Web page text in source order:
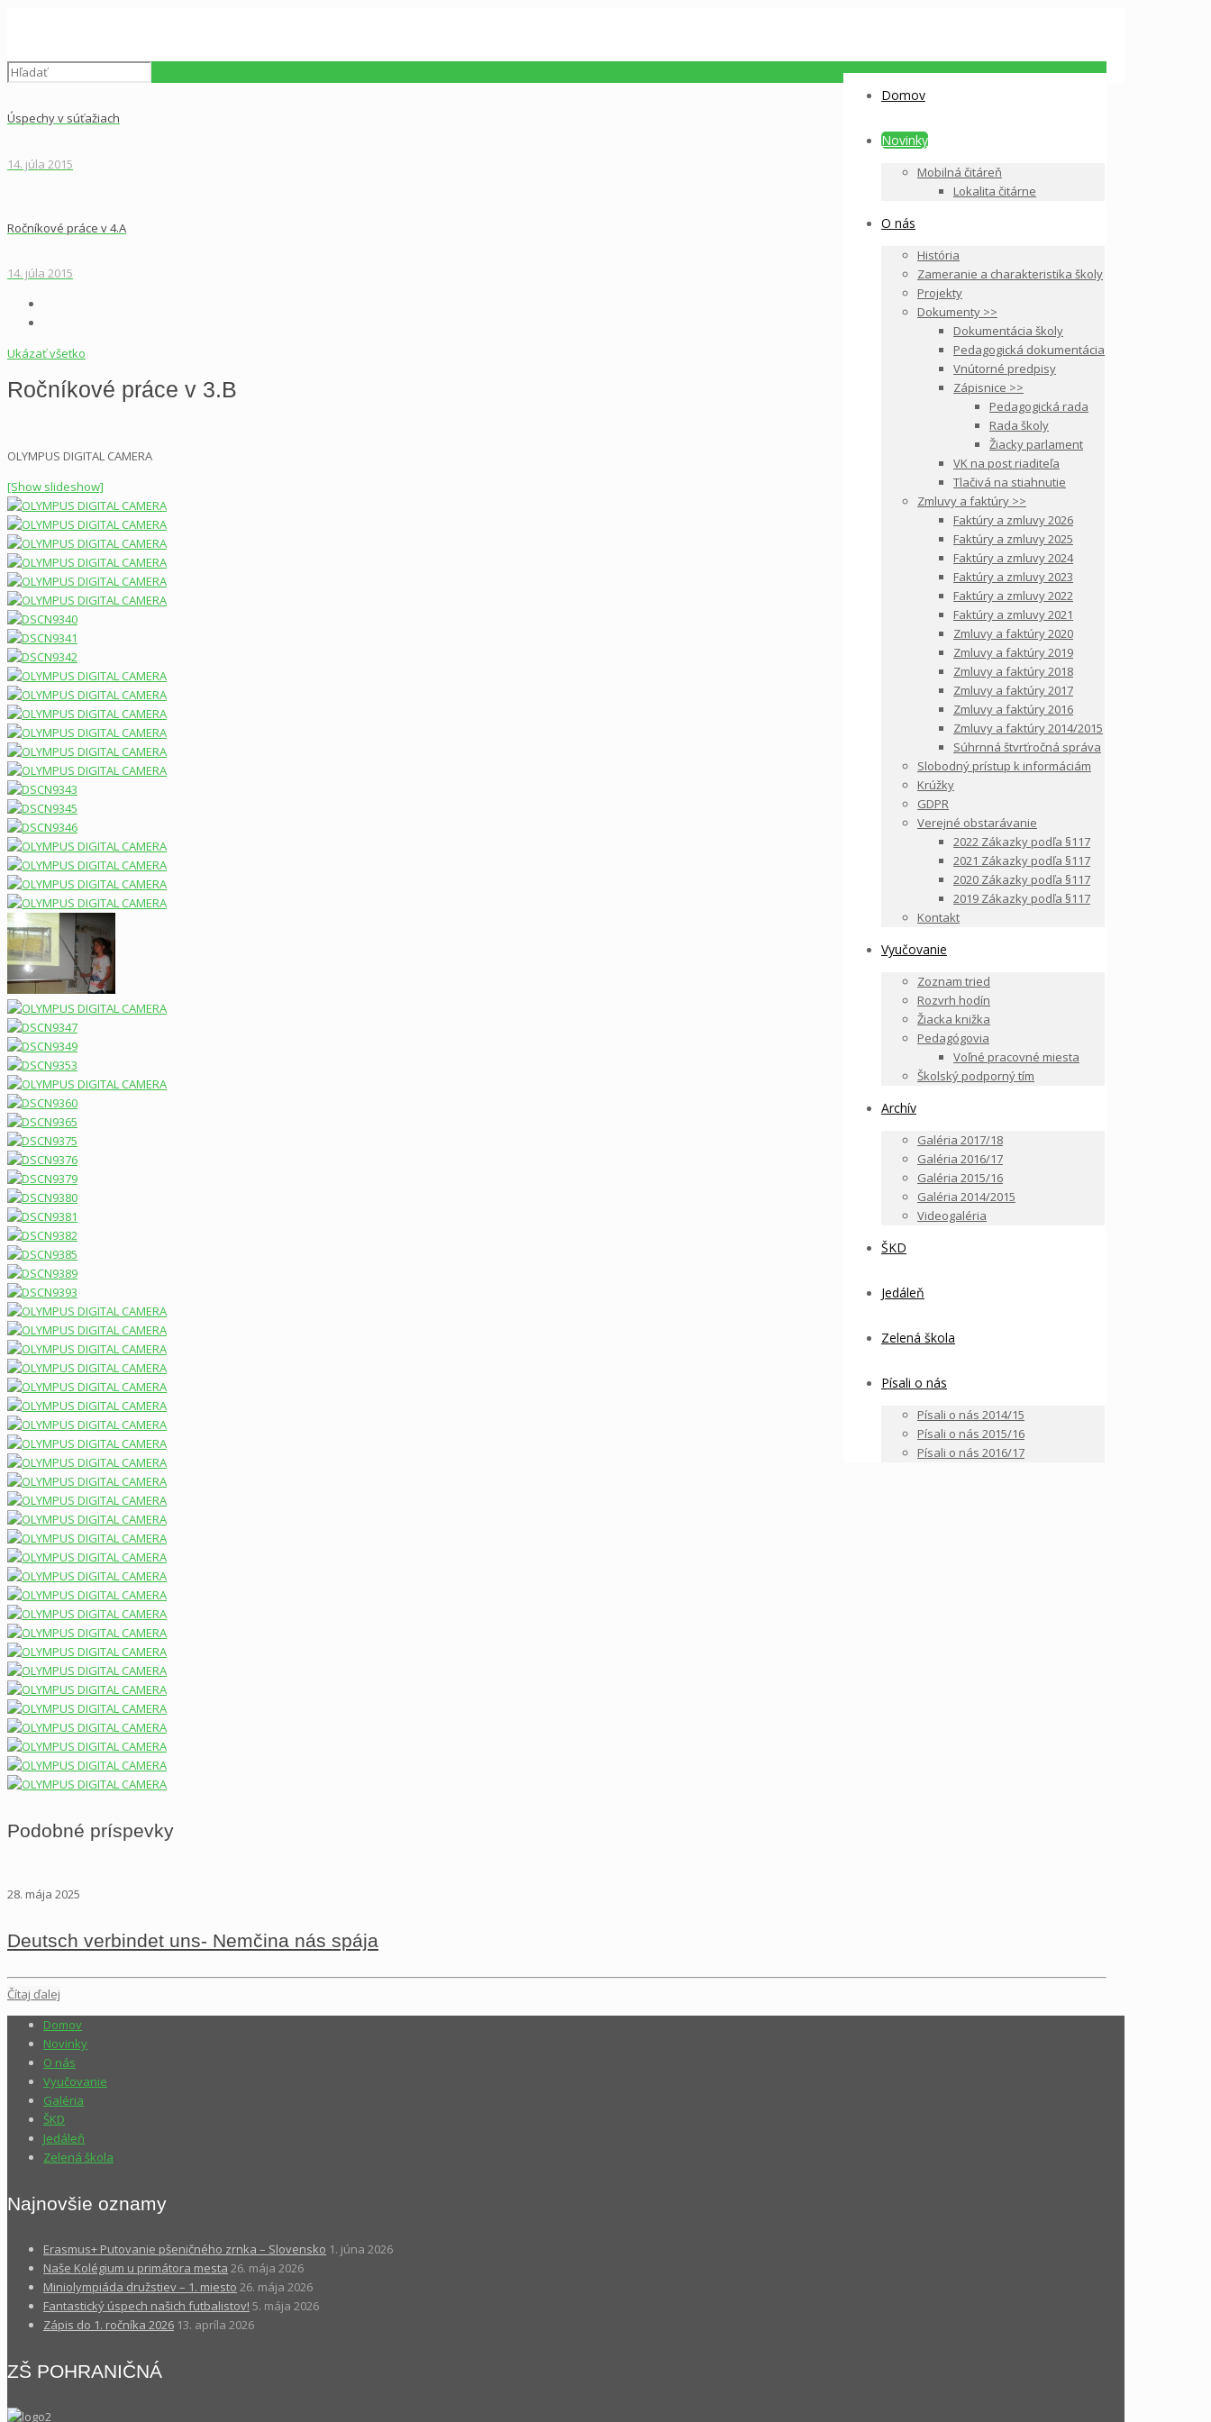
Domov
Novinky
Mobilná čitáreň
Lokalita čitárne
O nás
História
Zameranie a charakteristika školy
Projekty
Dokumenty >>
Dokumentácia školy
Pedagogická dokumentácia
Vnútorné predpisy
Zápisnice >>
Pedagogická rada
Rada školy
Žiacky parlament
VK na post riaditeľa
Tlačivá na stiahnutie
Zmluvy a faktúry >>
Faktúry a zmluvy 2026
Faktúry a zmluvy 2025
Faktúry a zmluvy 2024
Faktúry a zmluvy 2023
Faktúry a zmluvy 2022
Faktúry a zmluvy 2021
Zmluvy a faktúry 2020
Zmluvy a faktúry 2019
Zmluvy a faktúry 2018
Zmluvy a faktúry 2017
Zmluvy a faktúry 2016
Zmluvy a faktúry 2014/2015
Súhrnná štvrťročná správa
Slobodný prístup k informáciám
Krúžky
GDPR
Verejné obstarávanie
2022 Zákazky podľa §117
2021 Zákazky podľa §117
2020 Zákazky podľa §117
2019 Zákazky podľa §117
Kontakt
Vyučovanie
Zoznam tried
Rozvrh hodín
Žiacka knižka
Pedagógovia
Voľné pracovné miesta
Školský podporný tím
Archív
Galéria 2017/18
Galéria 2016/17
Galéria 2015/16
Galéria 2014/2015
Videogaléria
ŠKD
Jedáleň
Zelená škola
Písali o nás
Písali o nás 2014/15
Písali o nás 2015/16
Písali o nás 2016/17
Úspechy v súťažiach
14. júla 2015
Ročníkové práce v 4.A
14. júla 2015
Ukázať všetko
Ročníkové práce v 3.B
OLYMPUS DIGITAL CAMERA
[Show slideshow]
Podobné príspevky
28. mája 2025
Deutsch verbindet uns- Nemčina nás spája
Čítaj ďalej
Domov
Novinky
O nás
Vyučovanie
Galéria
ŠKD
Jedáleň
Zelená škola
Najnovšie oznamy
Erasmus+ Putovanie pšeničného zrnka – Slovensko 1. júna 2026
Naše Kolégium u primátora mesta 26. mája 2026
Miniolympiáda družstiev – 1. miesto 26. mája 2026
Fantastický úspech našich futbalistov! 5. mája 2026
Zápis do 1. ročníka 2026 13. apríla 2026
ZŠ POHRANIČNÁ